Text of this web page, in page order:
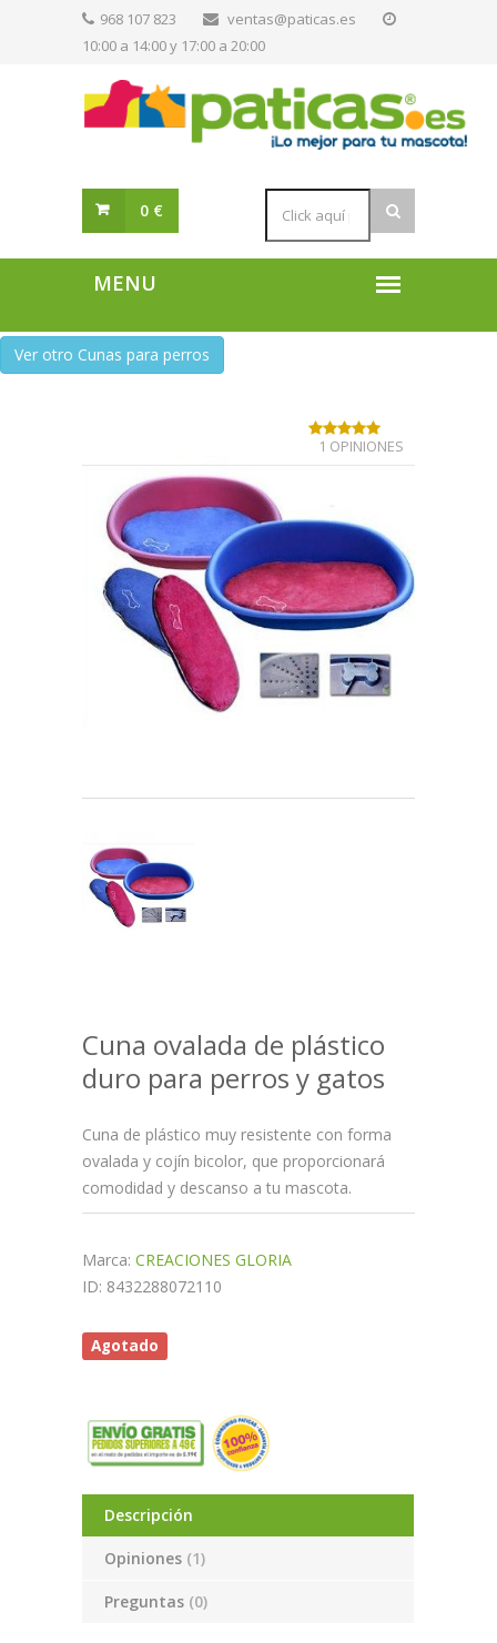
968 107 823
ventas@paticas.es
10:00 a 14:00 y 17:00 a 20:00
0 €
Ver otro Cunas para perros
Cuna ovalada de plástico
duro para perros y gatos
1 OPINIONES
Cuna de plástico muy resistente con forma
ovalada y cojín bicolor, que proporcionará
comodidad y descanso a tu mascota.
Marca: CREACIONES GLORIA
ID: 8432288072110
Agotado
Descripción
Opiniones (1)
Preguntas (0)